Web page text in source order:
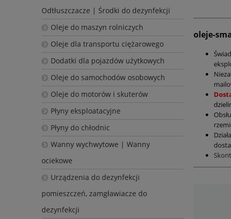
Odtłuszczacze | Środki do dezynfekcji
Oleje do maszyn rolniczych
Oleje dla transportu ciężarowego
Dodatki dla pojazdów użytkowych
Oleje do samochodów osobowych
Oleje do motorów i skuterów
Płyny eksploatacyjne
Płyny do chłodnic
Wanny wychwytowe | Wanny
ociekowe
Urządzenia do dezynfekcji
pomieszczeń, zamgławiacze do
dezynfekcji
oleje-